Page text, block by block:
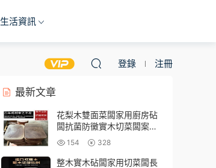
生活資訊
登錄 注冊
最新文章
花梨木雙面菜闆家用廚房砧
闆抗菌防黴實木切菜闆案闆
加厚刀砧闆粘闆
154 328
整木實木砧闆家用切菜闆長